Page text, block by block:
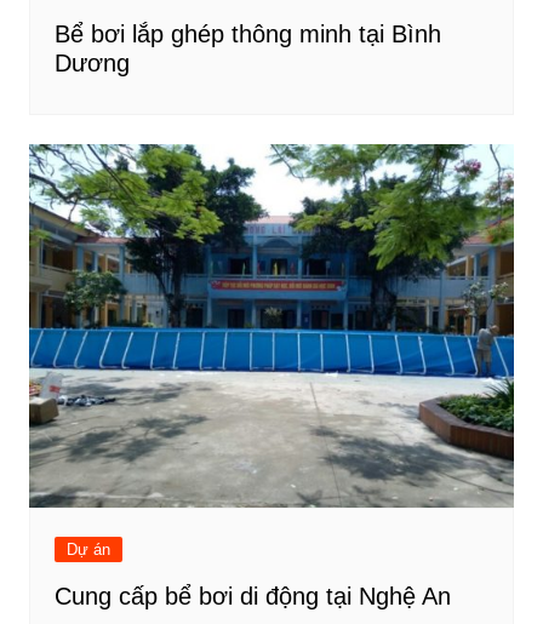
Bể bơi lắp ghép thông minh tại Bình
Dương
Dự án
Cung cấp bể bơi di động tại Nghệ An